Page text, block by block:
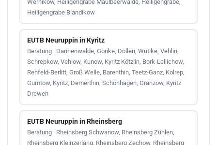
Wernikow, Heiligengrabe Maulbeerwalde, Heiligengrabe,
Heiligengrabe Blandikow
EUTB Neuruppin in Kyritz
Beratung · Dannenwalde, Görike, Döllen, Wutike, Vehlin,
Schrepkow, Vehlow, Kunow, Kyritz Kötzlin, Bork-Lellichow,
Rehfeld-Berlitt, Groß Welle, Barenthin, Teetz-Ganz, Kolrep,
Gumtow, Kyritz, Demerthin, Schönhagen, Granzow, Kyritz
Drewen
EUTB Neuruppin in Rheinsberg
Beratung · Rheinsberg Schwanow, Rheinsberg Zühlen,
Rheinsberg Kleinzerlang, Rheinsberg Zechow, Rheinsberg